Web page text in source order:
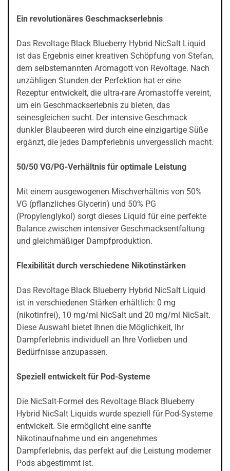
Ein revolutionäres Geschmackserlebnis
Das Revoltage Black Blueberry Hybrid NicSalt Liquid
ist das Ergebnis einer kreativen Schöpfung von Stefan,
dem selbsternannten Aromagott von Revoltage. Nach
unzähligen Stunden der Perfektion hat er eine
Rezeptur entwickelt, die ultra-rare Aromastoffe vereint,
um ein Geschmackserlebnis zu bieten, das
seinesgleichen sucht. Der intensive Geschmack
dunkler Blaubeeren wird durch eine einzigartige Süße
ergänzt, die jedes Dampferlebnis unvergesslich macht.
50/50 VG/PG-Verhältnis für optimale Leistung
Mit einem ausgewogenen Mischverhältnis von 50%
VG (pflanzliches Glycerin) und 50% PG
(Propylenglykol) sorgt dieses Liquid für eine perfekte
Balance zwischen intensiver Geschmacksentfaltung
und gleichmäßiger Dampfproduktion.
Flexibilität durch verschiedene Nikotinstärken
Das Revoltage Black Blueberry Hybrid NicSalt Liquid
ist in verschiedenen Stärken erhältlich: 0 mg
(nikotinfrei), 10 mg/ml NicSalt und 20 mg/ml NicSalt.
Diese Auswahl bietet Ihnen die Möglichkeit, Ihr
Dampferlebnis individuell an Ihre Vorlieben und
Bedürfnisse anzupassen.
Speziell entwickelt für Pod-Systeme
Die NicSalt-Formel des Revoltage Black Blueberry
Hybrid NicSalt Liquids wurde speziell für Pod-Systeme
entwickelt. Sie ermöglicht eine sanfte
Nikotinaufnahme und ein angenehmes
Dampferlebnis, das perfekt auf die Leistung moderner
Pods abgestimmt ist.